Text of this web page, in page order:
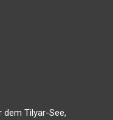
dem Tilyar-See,